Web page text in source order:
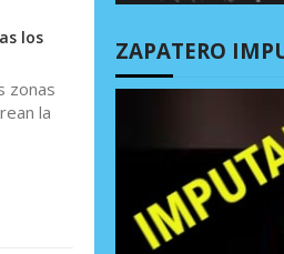
los
zonas
la
ZAPATERO